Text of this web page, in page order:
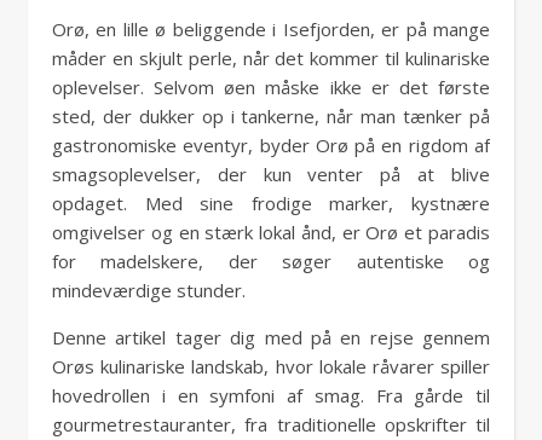
Orø, en lille ø beliggende i Isefjorden, er på mange
måder en skjult perle, når det kommer til kulinariske
oplevelser. Selvom øen måske ikke er det første
sted, der dukker op i tankerne, når man tænker på
gastronomiske eventyr, byder Orø på en rigdom af
smagsoplevelser, der kun venter på at blive
opdaget. Med sine frodige marker, kystnære
omgivelser og en stærk lokal ånd, er Orø et paradis
for madelskere, der søger autentiske og
mindeværdige stunder.
Denne artikel tager dig med på en rejse gennem
Orøs kulinariske landskab, hvor lokale råvarer spiller
hovedrollen i en symfoni af smag. Fra gårde til
gourmetrestauranter, fra traditionelle opskrifter til